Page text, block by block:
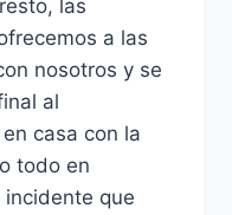
las
a las
nosotros y se
al
casa con la
todo en
que